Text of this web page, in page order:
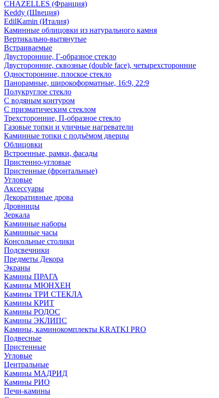
CHAZELLES (Франция)
Keddy (Швеция)
EdilKamin (Италия)
Каминные облицовки из натурального камня
Вертикально-вытянутые
Встраиваемые
Двусторонние, Г-образное стекло
Двусторонние, сквозные (double face), четырехсторонние
Односторонние, плоское стекло
Панорамные, широкоформатные, 16:9, 22:9
Полукруглое стекло
С водяным контуром
С призматическим стеклом
Трехсторонние, П-образное стекло
Газовые топки и уличные нагреватели
Каминные топки с подъёмом дверцы
Облицовки
Встроенные, рамки, фасады
Пристенно-угловые
Пристенные (фронтальные)
Угловые
Аксессуары
Декоративные дрова
Дровницы
Зеркала
Каминные наборы
Каминные часы
Консольные столики
Подсвечники
Предметы Декора
Экраны
Камины ПРАГА
Камины МЮНХЕН
Камины ТРИ СТЕКЛА
Камины КРИТ
Камины РОДОС
Камины ЭКЛИПС
Камины, каминокомплекты KRATKI PRO
Подвесные
Пристенные
Угловые
Центральные
Камины МАДРИД
Камины РИО
Печи-камины